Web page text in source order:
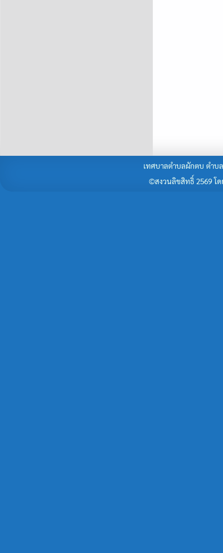
เทศบาลตำบลผักตบ ตำบ
©สงวนลิขสิทธิ์ 2569 โ